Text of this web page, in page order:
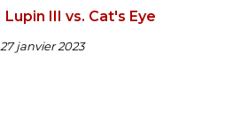
Lupin III vs. Cat's Eye
27 janvier 2023